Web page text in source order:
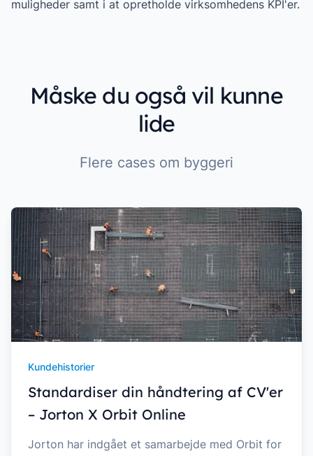
muligheder samt i at opretholde virksomhedens KPI'er.
Måske du også vil kunne
lide
Flere cases om byggeri
Kundehistorier
Standardiser din håndtering af CV'er
– Jorton X Orbit Online
Jorton har indgået et samarbejde med Orbit for